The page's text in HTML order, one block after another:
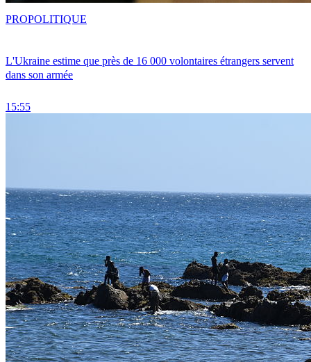
L'Ukraine estime que près de 16 000 volontaires étrangers servent
dans son armée
15:55
PROPOLITIQUE